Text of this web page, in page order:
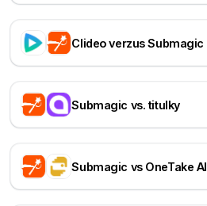
Clideo verzus Submagic
Submagic vs. titulky
Submagic vs OneTake AI